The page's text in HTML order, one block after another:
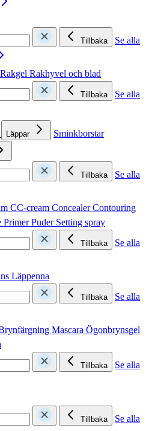
Tillbaka
Se alla
Rakgel Rakhyvel och blad
Tillbaka
Se alla
Läppar
Sminkborstar
Tillbaka
Se alla
CC-cream ConcealerContouring
PrimerPuder Setting spray
Tillbaka
Se alla
Läppenna
Tillbaka
Se alla
Mascara Ögonbrynsgel
Tillbaka
Se alla
Tillbaka
Se alla